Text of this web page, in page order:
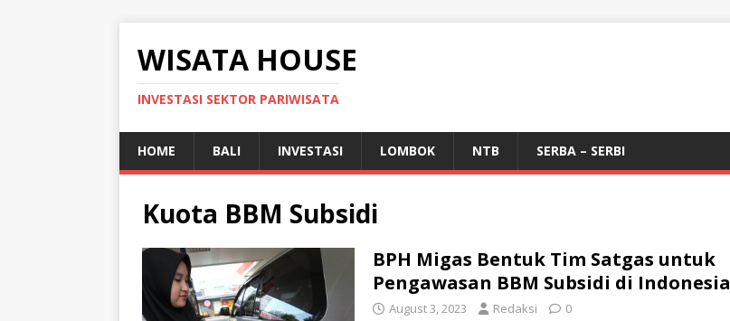
WISATA HOUSE
INVESTASI SEKTOR PARIWISATA
HOME BALI INVESTASI LOMBOK NTB SERBA – SERBI
Kuota BBM Subsidi
BPH Migas Bentuk Tim Satgas untuk
Pengawasan BBM Subsidi di Indonesia
August 3, 2023 Redaksi 0